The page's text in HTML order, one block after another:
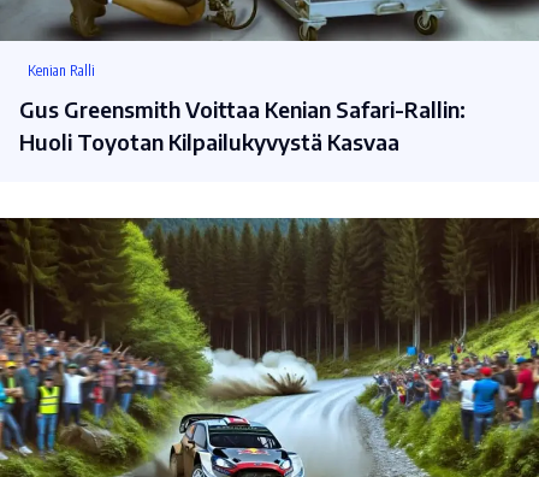
Kenian Ralli
Gus Greensmith Voittaa Kenian Safari-Rallin:
Huoli Toyotan Kilpailukyvystä Kasvaa